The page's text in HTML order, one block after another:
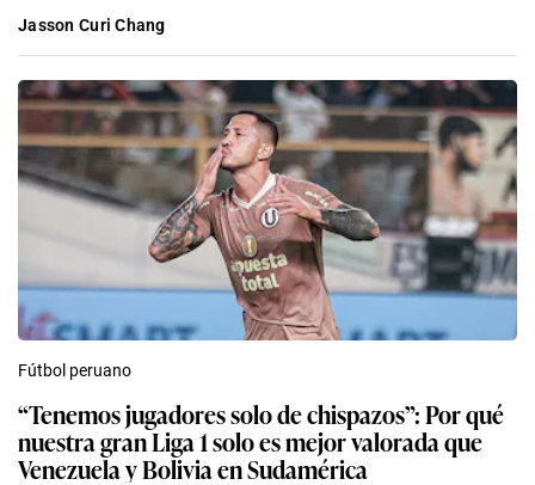
Jasson Curi Chang
Fútbol peruano
“Tenemos jugadores solo de chispazos”: Por qué
nuestra gran Liga 1 solo es mejor valorada que
Venezuela y Bolivia en Sudamérica